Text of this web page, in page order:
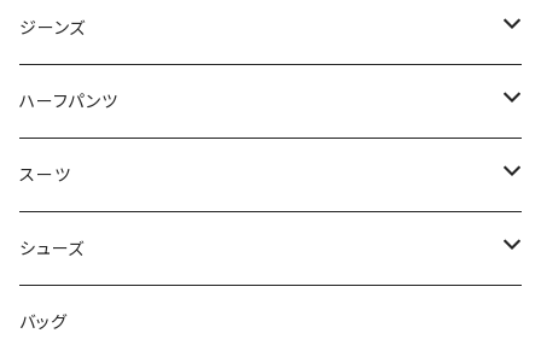
50/XL～
48/L
50/XL～
46/M
48/L
50/XL～
～44/S
46/M
48/L
50/XL～
ジーンズ
～44/S
46/M
48/L
50/XL～
ハーフパンツ
～44/S
46/M
48/L
スーツ
～44/S
46/M
シューズ
～25.5cm
バッグ